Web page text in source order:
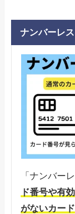
ナンバーレ
「ナンバー
ド番号や有
がないカード